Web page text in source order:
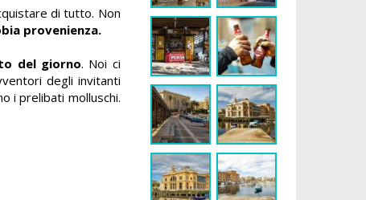
di tutto. Non
provenienza.
del giorno. Noi ci
degli invitanti
i prelibati molluschi.